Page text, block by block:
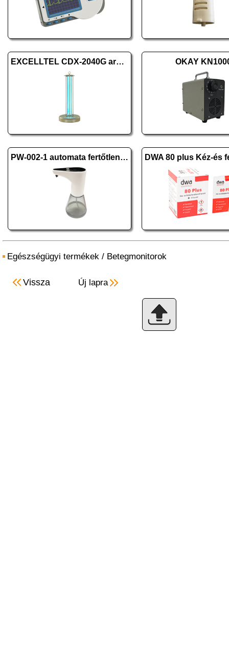
EXCELLTEL CDX-2040G arany OKAY
PW-002-1 automata fertőtlenítő-, szappanadagoló
Egészségügyi termékek / Betegmonitorok
Vissza Új lapra